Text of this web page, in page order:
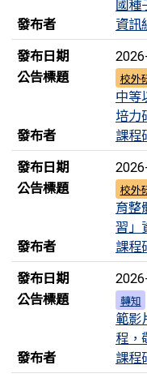
國種
發布者
資訊
發布日期
公告標題 校外
中等
培力
發布者
課程
發布日期
公告標題 校外
育整
習」
發布者
課程
發布日期
公告標題 轉知
範影
程，
發布者
課程